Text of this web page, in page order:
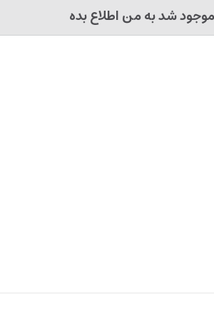
موجود شد به من اطلاع بده